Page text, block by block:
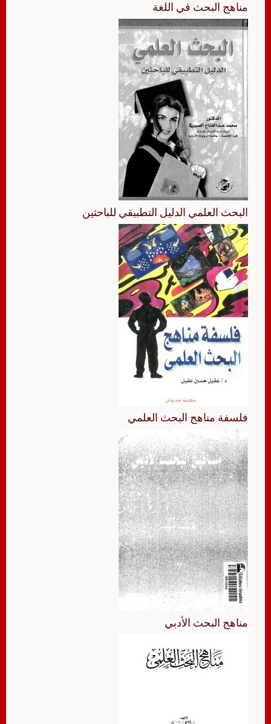
مناهج البحث في اللغة
البحث العلمي الدليل التطبيقي للباحثين
فلسفة مناهج البحث العلمي
مناهج البحث الأدبي